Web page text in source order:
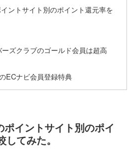
ントサイト別のポイント還元率を
ズクラブのゴールド会員は超高
ECナビ会員登録特典
イントサイト別のポイ
てみた。